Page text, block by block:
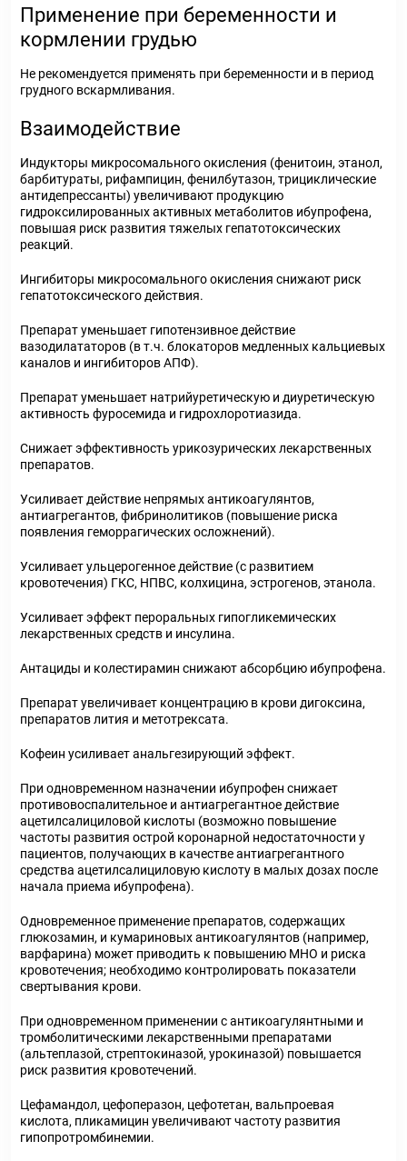
Применение при беременности и
кормлении грудью
Не рекомендуется применять при беременности и в период
грудного вскармливания.
Взаимодействие
Индукторы микросомального окисления (фенитоин, этанол,
барбитураты, рифампицин, фенилбутазон, трициклические
антидепрессанты) увеличивают продукцию
гидроксилированных активных метаболитов ибупрофена,
повышая риск развития тяжелых гепатотоксических
реакций.
Ингибиторы микросомального окисления снижают риск
гепатотоксического действия.
Препарат уменьшает гипотензивное действие
вазодилататоров (в т.ч. блокаторов медленных кальциевых
каналов и ингибиторов АПФ).
Препарат уменьшает натрийуретическую и диуретическую
активность фуросемида и гидрохлоротиазида.
Снижает эффективность урикозурических лекарственных
препаратов.
Усиливает действие непрямых антикоагулянтов,
антиагрегантов, фибринолитиков (повышение риска
появления геморрагических осложнений).
Усиливает ульцерогенное действие (с развитием
кровотечения) ГКС, НПВС, колхицина, эстрогенов, этанола.
Усиливает эффект пероральных гипогликемических
лекарственных средств и инсулина.
Антациды и колестирамин снижают абсорбцию ибупрофена.
Препарат увеличивает концентрацию в крови дигоксина,
препаратов лития и метотрексата.
Кофеин усиливает анальгезирующий эффект.
При одновременном назначении ибупрофен снижает
противовоспалительное и антиагрегантное действие
ацетилсалициловой кислоты (возможно повышение
частоты развития острой коронарной недостаточности у
пациентов, получающих в качестве антиагрегантного
средства ацетилсалициловую кислоту в малых дозах после
начала приема ибупрофена).
Одновременное применение препаратов, содержащих
глюкозамин, и кумариновых антикоагулянтов (например,
варфарина) может приводить к повышению МНО и риска
кровотечения; необходимо контролировать показатели
свертывания крови.
При одновременном применении с антикоагулянтными и
тромболитическими лекарственными препаратами
(альтеплазой, стрептокиназой, урокиназой) повышается
риск развития кровотечений.
Цефамандол, цефоперазон, цефотетан, вальпроевая
кислота, пликамицин увеличивают частоту развития
гипопротромбинемии.